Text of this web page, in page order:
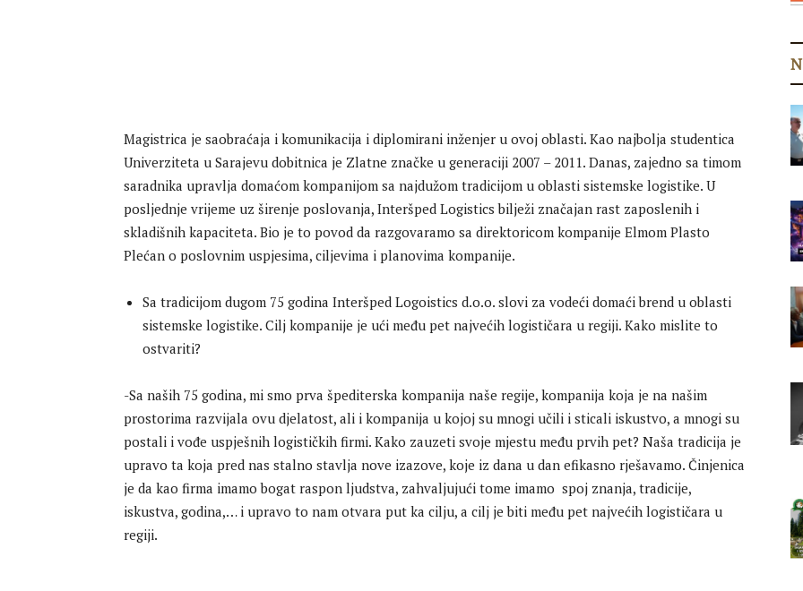
Magistrica je saobraćaja i komunikacija i diplomirani inženjer u ovoj oblasti. Kao najbolja studentica
Univerziteta u Sarajevu dobitnica je Zlatne značke u generaciji 2007 – 2011. Danas, zajedno sa timom
saradnika upravlja domaćom kompanijom sa najdužom tradicijom u oblasti sistemske logistike. U
posljednje vrijeme uz širenje poslovanja, Interšped Logistics bilježi značajan rast zaposlenih i
skladišnih kapaciteta. Bio je to povod da razgovaramo sa direktoricom kompanije Elmom Plasto
Plećan o poslovnim uspjesima, ciljevima i planovima kompanije.
Sa tradicijom dugom 75 godina Interšped Logoistics d.o.o. slovi za vodeći domaći brend u oblasti
sistemske logistike. Cilj kompanije je ući među pet najvećih logističara u regiji. Kako mislite to
ostvariti?
-Sa naših 75 godina, mi smo prva špediterska kompanija naše regije, kompanija koja je na našim
prostorima razvijala ovu djelatost, ali i kompanija u kojoj su mnogi učili i sticali iskustvo, a mnogi su
postali i vođe uspješnih logističkih firmi. Kako zauzeti svoje mjestu među prvih pet? Naša tradicija je
upravo ta koja pred nas stalno stavlja nove izazove, koje iz dana u dan efikasno rješavamo. Činjenica
je da kao firma imamo bogat raspon ljudstva, zahvaljujući tome imamo spoj znanja, tradicije,
iskustva, godina,… i upravo to nam otvara put ka cilju, a cilj je biti među pet najvećih logističara u
regiji.